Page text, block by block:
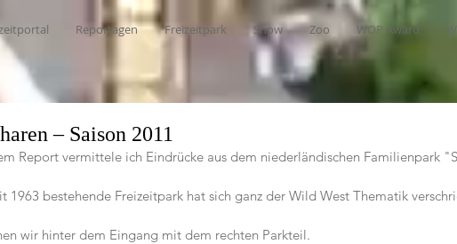
Reportagen Freizeitpark Show Zoo WOP Award
– Saison 2011
Report vermittele ich Eindrücke aus dem niederländischen Familienpark
1963 bestehende Freizeitpark hat sich ganz der Wild West Thematik
wir hinter dem Eingang mit dem rechten Parkteil.